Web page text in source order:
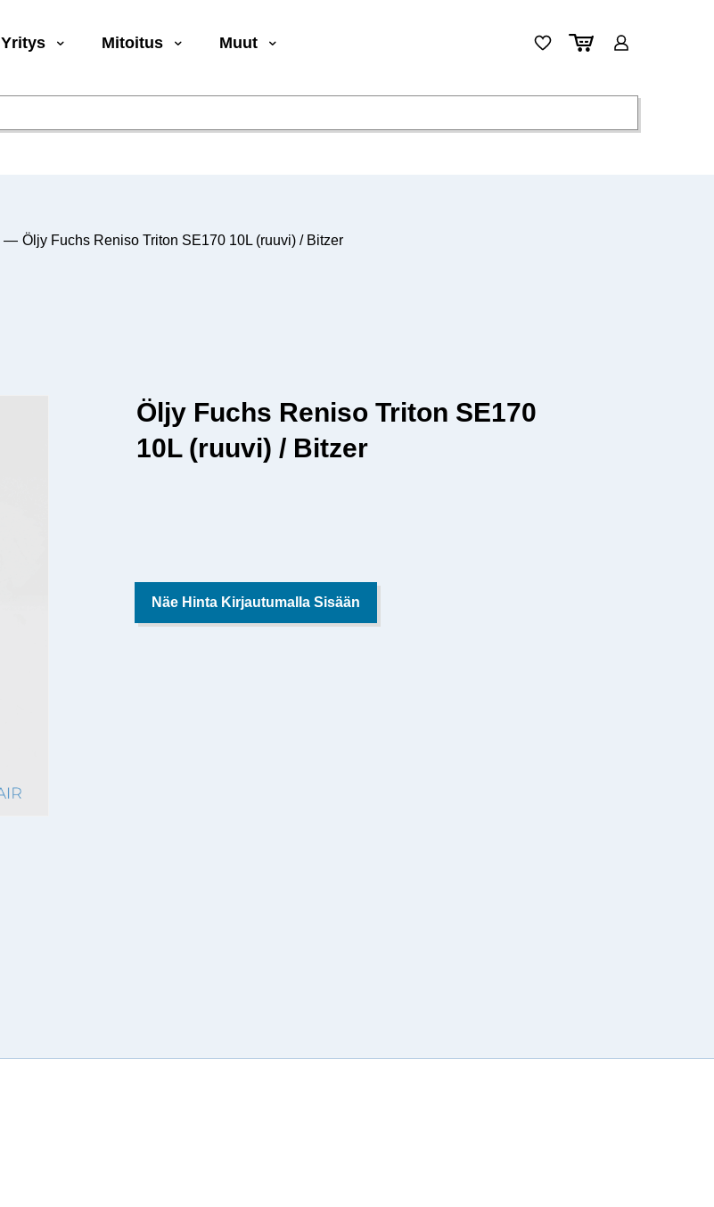
Yritys Mitoitus Muut
— Öljy Fuchs Reniso Triton SE170 10L (ruuvi) / Bitzer
Öljy Fuchs Reniso Triton SE170
10L (ruuvi) / Bitzer
Näe Hinta Kirjautumalla Sisään